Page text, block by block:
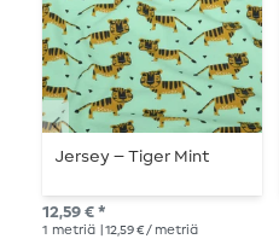
Jersey – Tiger Mint
12,59 € *
1 metriä | 12,59 € / metriä